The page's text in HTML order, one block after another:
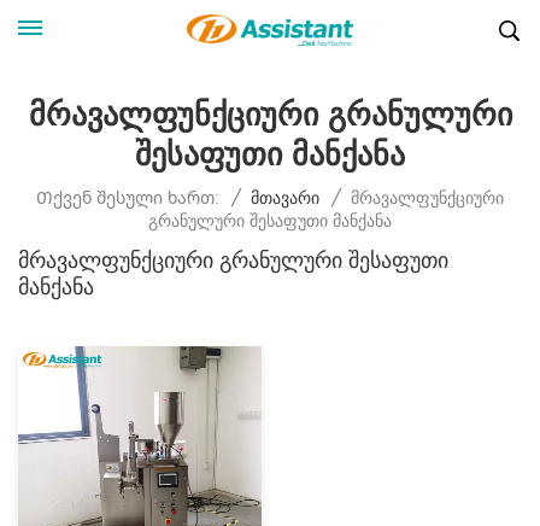
Მრავალფუნქციური Გრანულური
Შესაფუთი Მანქანა
Თქვენ Შესული Ხართ: / Მთავარი / Მრავალფუნქციური
Გრანულური Შესაფუთი Მანქანა
Მრავალფუნქციური Გრანულური Შესაფუთი
Მანქანა